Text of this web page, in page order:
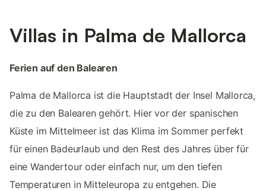
Villas in Palma de Mallorca
Ferien auf den Balearen
Palma de Mallorca ist die Hauptstadt der Insel Mallorca,
die zu den Balearen gehört. Hier vor der spanischen
Küste im Mittelmeer ist das Klima im Sommer perfekt
für einen Badeurlaub und den Rest des Jahres über für
eine Wandertour oder einfach nur, um den tiefen
Temperaturen in Mitteleuropa zu entgehen. Die